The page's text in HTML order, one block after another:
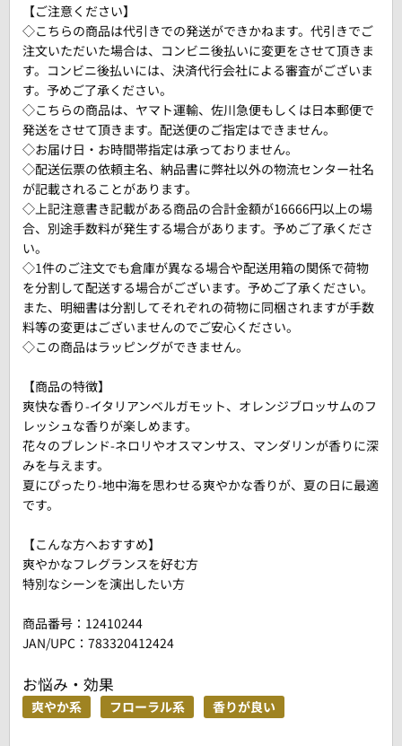
【ご注意ください】
◇こちらの商品は代引きでの発送ができかねます。代引きでご
注文いただいた場合は、コンビニ後払いに変更をさせて頂きま
す。コンビニ後払いには、決済代行会社による審査がございま
す。予めご了承ください。
◇こちらの商品は、ヤマト運輸、佐川急便もしくは日本郵便で
発送をさせて頂きます。配送便のご指定はできません。
◇お届け日・お時間帯指定は承っておりません。
◇配送伝票の依頼主名、納品書に弊社以外の物流センター社名
が記載されることがあります。
◇上記注意書き記載がある商品の合計金額が16666円以上の場
合、別途手数料が発生する場合があります。予めご了承くださ
い。
◇1件のご注文でも倉庫が異なる場合や配送用箱の関係で荷物
を分割して配送する場合がございます。予めご了承ください。
また、明細書は分割してそれぞれの荷物に同梱されますが手数
料等の変更はございませんのでご安心ください。
◇この商品はラッピングができません。
【商品の特徴】
爽快な香り-イタリアンベルガモット、オレンジブロッサムのフ
レッシュな香りが楽しめます。
花々のブレンド-ネロリやオスマンサス、マンダリンが香りに深
みを与えます。
夏にぴったり-地中海を思わせる爽やかな香りが、夏の日に最適
です。
【こんな方へおすすめ】
爽やかなフレグランスを好む方
特別なシーンを演出したい方
商品番号： 12410244
JAN/UPC：783320412424
お悩み・効果
爽やか系 フローラル系 香りが良い